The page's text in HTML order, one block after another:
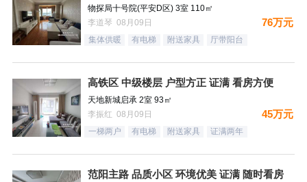
物探局十号院(平安D区) 3室 110㎡
李道琴 08月09日
76万元
集体供暖 有电梯 附送家具 厅带阳台
高铁区 中级楼层 户型方正 证满 看房方便
天地新城启承 2室 93㎡
李振红 08月09日
45万元
一梯两户 有电梯 附送家具 证满两年
范阳主路 品质小区 环境优美 证满 随时看房